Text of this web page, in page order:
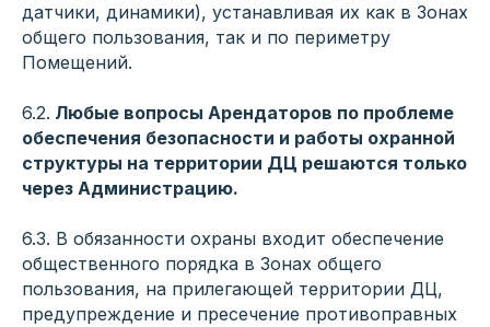
датчики, динамики), устанавливая их как в Зонах
общего пользования, так и по периметру
Помещений.
6.2. Любые вопросы Арендаторов по проблеме
обеспечения безопасности и работы охранной
структуры на территории ДЦ решаются только
через Администрацию.
6.3. В обязанности охраны входит обеспечение
общественного порядка в Зонах общего
пользования, на прилегающей территории ДЦ,
предупреждение и пресечение противоправных